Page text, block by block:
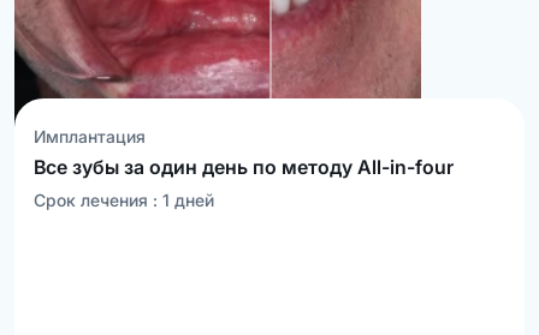
Имплантация
Все зубы за один день по методу All-in-four
Срок лечения : 1 дней